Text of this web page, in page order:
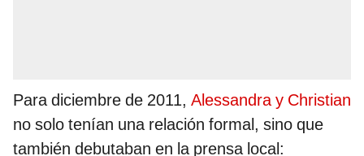
Para diciembre de 2011, Alessandra y Christian
no solo tenían una relación formal, sino que
también debutaban en la prensa local: